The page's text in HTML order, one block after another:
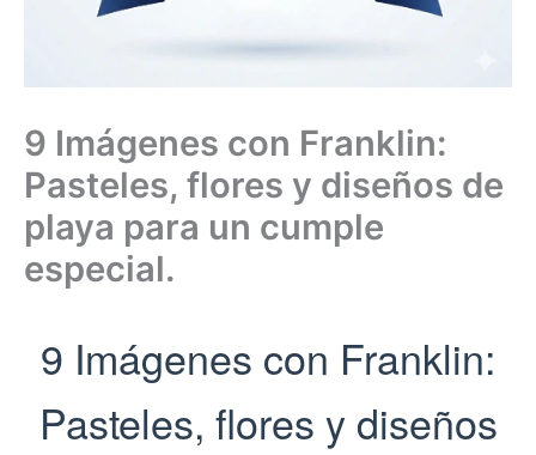
9 Imágenes con Franklin:
Pasteles, flores y diseños de
playa para un cumple
especial.
9 Imágenes con Franklin:
Pasteles, flores y diseños